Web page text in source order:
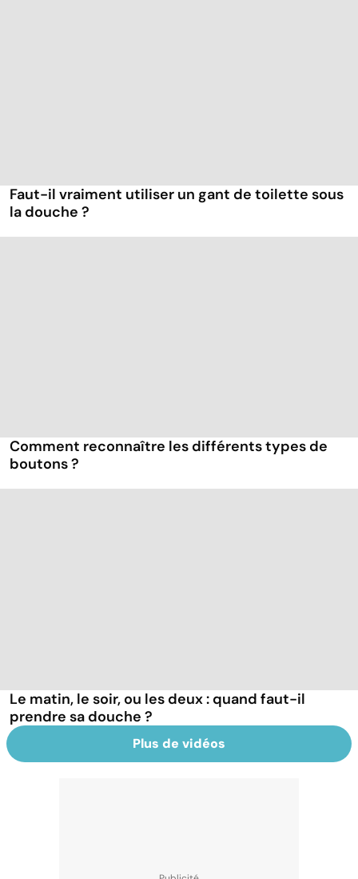
Faut-il vraiment utiliser un gant de toilette sous
la douche ?
Comment reconnaître les différents types de
boutons ?
Le matin, le soir, ou les deux : quand faut-il
prendre sa douche ?
Plus de vidéos